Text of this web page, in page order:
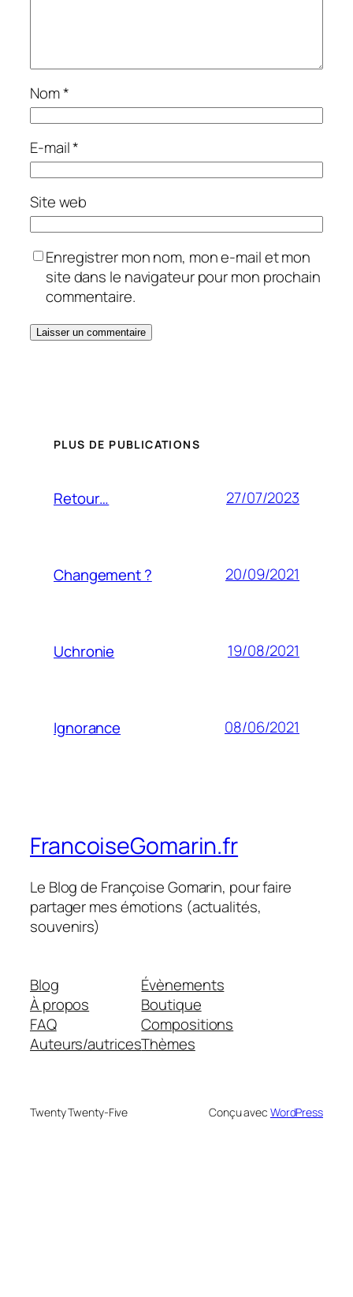
Nom*
E-mail*
Site web
Enregistrer mon nom, mon e-mail et mon
site dans le navigateur pour mon prochain
commentaire.
PLUS DE PUBLICATIONS
Retour… 27/07/2023
Changement ? 20/09/2021
Uchronie 19/08/2021
Ignorance 08/06/2021
FrancoiseGomarin.fr
Le Blog de Françoise Gomarin, pour faire
partager mes émotions (actualités,
souvenirs)
Blog
À propos
FAQ
Auteurs/autrices
Évènements
Boutique
Compositions
Thèmes
Twenty Twenty-Five Conçu avec WordPress